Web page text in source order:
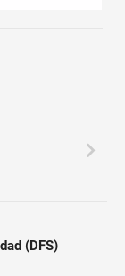
(DFS)